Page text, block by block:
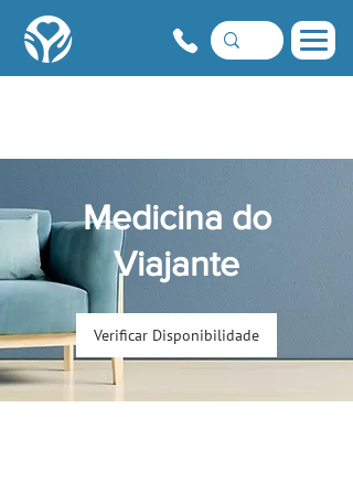
Medicina do
Viajante
Verificar Disponibilidade